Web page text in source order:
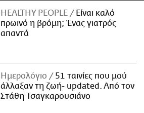
HEALTHY PEOPLE
Είναι καλό
πρωινό η βρόμη; Ένας γιατρός
απαντά
Ημερολόγιο
51 ταινίες που μού
άλλαξαν τη ζωή- updated. Aπό τον
Στάθη Τσαγκαρουσιάνο